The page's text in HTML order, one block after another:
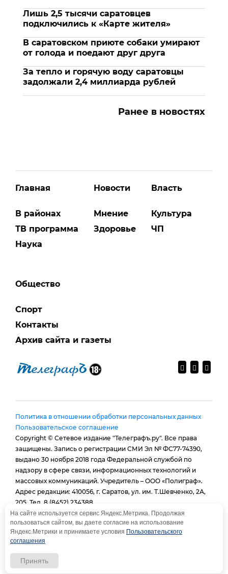
Лишь 2,5 тысячи саратовцев
подключились к «Карте жителя»
В саратовском приюте собаки умирают
от голода и поедают друг друга
За тепло и горячую воду саратовцы
задолжали 2,4 миллиарда рублей
Ранее в новостях
Главная
В районах
ТВ программа
Наука
Новости
Мнение
Здоровье
Власть
Культура
ЧП
Общество
Спорт
Контакты
Архив сайта и газеты
Политика в отношении обработки персональных данных
Пользовательское соглашение
Copyright © Сетевое издание "Телеграфъ.ру". Все права
защищены. Запись о регистрации СМИ Эл № ФС77-74390,
выдано 30 ноября 2018 года Федеральной службой по
надзору в сфере связи, информационных технологий и
массовых коммуникаций. Учредитель – ООО «Полиграф».
Адрес редакции: 410056, г. Саратов, ул. им. Т.Шевченко, 2А,
205. Тел. 8 (8452) 234388.
E-mail: provtelegraf@gmail.com
И.о. главного редактора: Голубева Е. В.
При использовании материалов сайта - гиперссылка
обязательна
На сайте используется сервис Яндекс.Метрика. Продолжая
пользоваться сайтом, вы даете согласие на использование
Яндекс.Метрики и принимаете условия Пользовательского
соглашения
Принять